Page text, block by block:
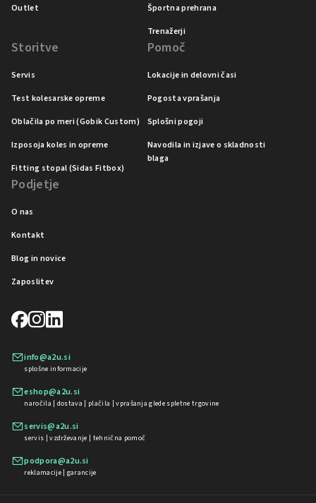
Outlet
Športna prehrana
Trenažerji
Storitve
Servis
Test kolesarske opreme
Oblačila po meri (Gobik Custom)
Izposoja koles in opreme
Fitting stopal (Sidas Fitbox)
Pomoč
Lokacije in delovni časi
Pogosta vprašanja
Splošni pogoji
Navodila in izjave o skladnosti
blaga
Podjetje
O nas
Kontakt
Blog in novice
Zaposlitev
info@a2u.si
splošne informacije
eshop@a2u.si
naročila | dostava | plačila | vprašanja glede spletne trgovine
servis@a2u.si
servis | vzdrževanje | tehnična pomoč
podpora@a2u.si
reklamacije | garancije